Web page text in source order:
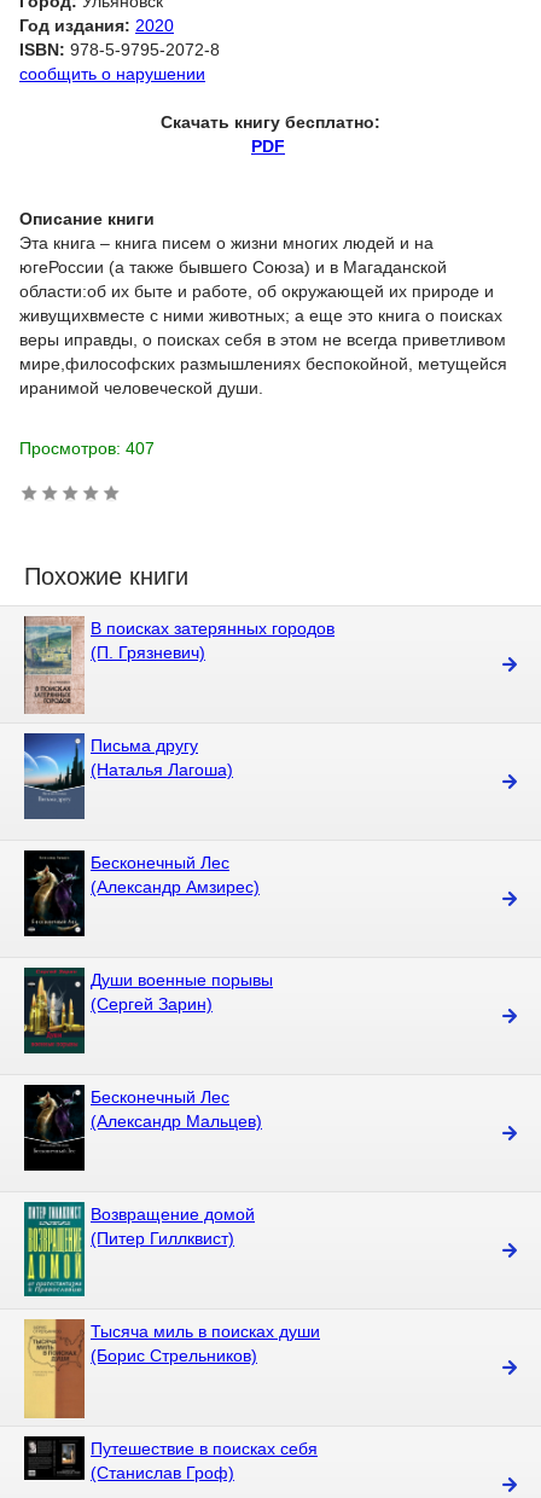
Год издания: 2020
ISBN: 978-5-9795-2072-8
сообщить о нарушении
Скачать книгу бесплатно:
PDF
Описание книги
Эта книга – книга писем о жизни многих людей и на
югеРоссии (а также бывшего Союза) и в Магаданской
области:об их быте и работе, об окружающей их природе и
живущихвместе с ними животных; а еще это книга о поисках
веры иправды, о поисках себя в этом не всегда приветливом
мире,философских размышлениях беспокойной, метущейся
иранимой человеческой души.
Просмотров: 407
Похожие книги
В поисках затерянных городов
(П. Грязневич)
Письма другу
(Наталья Лагоша)
Бесконечный Лес
(Александр Амзирес)
Души военные порывы
(Сергей Зарин)
Бесконечный Лес
(Александр Мальцев)
Возвращение домой
(Питер Гиллквист)
Тысяча миль в поисках души
(Борис Стрельников)
Путешествие в поисках себя
(Станислав Гроф)